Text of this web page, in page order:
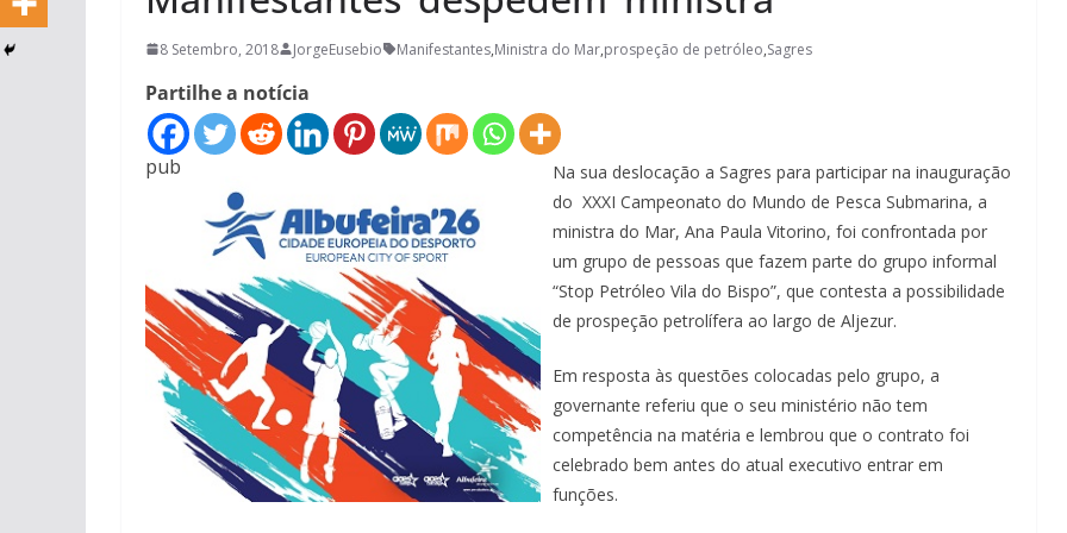
8 Setembro, 2018 JorgeEusebio Manifestantes,Ministra do Mar,prospeção de petróleo,Sagres
Partilhe a notícia
pub
Na sua deslocação a Sagres para participar na inauguração
do XXXI Campeonato do Mundo de Pesca Submarina, a
ministra do Mar, Ana Paula Vitorino, foi confrontada por
um grupo de pessoas que fazem parte do grupo informal
“Stop Petróleo Vila do Bispo”, que contesta a possibilidade
de prospeção petrolífera ao largo de Aljezur.
Em resposta às questões colocadas pelo grupo, a
governante referiu que o seu ministério não tem
competência na matéria e lembrou que o contrato foi
celebrado bem antes do atual executivo entrar em
funções.